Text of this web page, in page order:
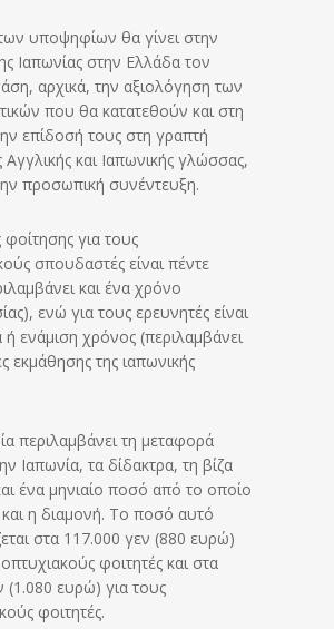
υποψηφίων θα γίνει στην
Ιαπωνίας στην Ελλάδα τον
αρχικά, την αξιολόγηση των
που θα κατατεθούν και στη
επίδοσή τους στη γραπτή
Αγγλικής και Ιαπωνικής γλώσσας,
προσωπική συνέντευξη.
για τους
σπουδαστές είναι πέντε
και ένα χρόνο
ενώ για τους ερευνητές είναι
ενάμιση χρόνος (περιλαμβάνει
εκμάθησης της ιαπωνικής
περιλαμβάνει τη μεταφορά
Ιαπωνία, τα δίδακτρα, τη βίζα
ένα μηνιαίο ποσό από το οποίο
και η διαμονή. Το ποσό αυτό
στα 117.000 γεν (880 ευρώ)
φοιτητές και στα
(1.080 ευρώ) για τους
φοιτητές.